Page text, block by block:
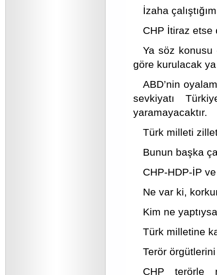
İzaha
CHP İtiraz etse
Ya söz konusu
göre kurulacak
ABD’nin
sevkiyatı
yaramayacaktır.
Türk milleti
Bunun başka
CHP-HDP-İP
Ne var ki,
Kim ne
Türk milletine
Terör
CHP terörle